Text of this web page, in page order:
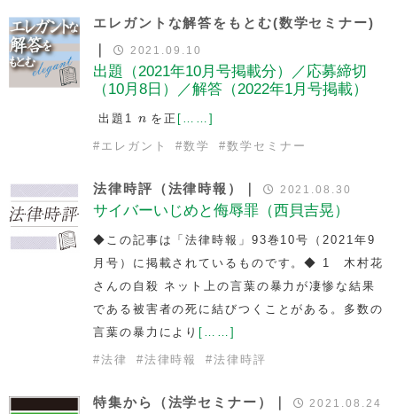
エレガントな解答をもとむ(数学セミナー)
2021.09.10
出題（2021年10月号掲載分）／応募締切
（10月8日）／解答（2022年1月号掲載）
出題1 n
nを正 [……]
# エレガント #数学 #数学セミナー
法律時評（法律時報）｜ 2021.08.30
サイバーいじめと侮辱罪（西貝吉晃）
◆この記事は「法律時報」93巻10号（2021年9
月号）に掲載されているものです。◆ 1 木村花
さんの自殺 ネット上の言葉の暴力が凄惨な結果
である被害者の死に結びつくことがある。多数の
言葉の暴力により [……]
#法律 #法律時報 #法律時評
特集から（法学セミナー）｜ 2021.08.24